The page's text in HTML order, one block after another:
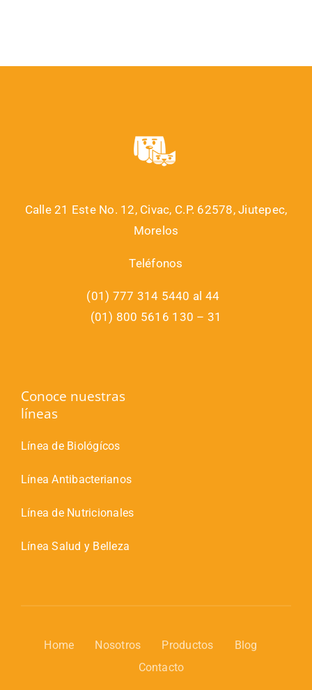
Calle 21 Este No. 12, Civac, C.P. 62578, Jiutepec,
Morelos
Teléfonos
(01) 777 314 5440 al 44
(01) 800 5616 130 – 31
Conoce nuestras
líneas
Línea de Biológícos
Línea Antibacterianos
Línea de Nutricionales
Línea Salud y Belleza
Home Nosotros Productos
Blog
Contacto